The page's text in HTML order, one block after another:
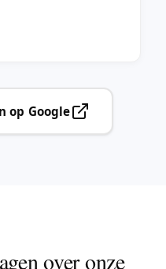
op Google
over onze